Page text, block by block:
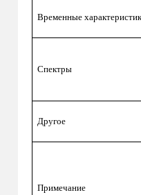
Временные
Спектры
Другое
Примечание